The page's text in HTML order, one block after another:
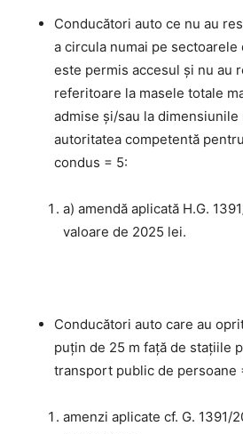
Conducători auto ce nu au
a circula numai pe sectoarele
este permis accesul şi nu au
referitoare la masele totale
admise şi/sau la dimensiunile
autoritatea competentă
condus = 5:
a) amendă aplicată H.G.
valoare de 2025 lei.
Conducători auto care au
puţin de 25 m faţă de staţiile
transport public de persoane
amenzi aplicate cf. G. 1391/